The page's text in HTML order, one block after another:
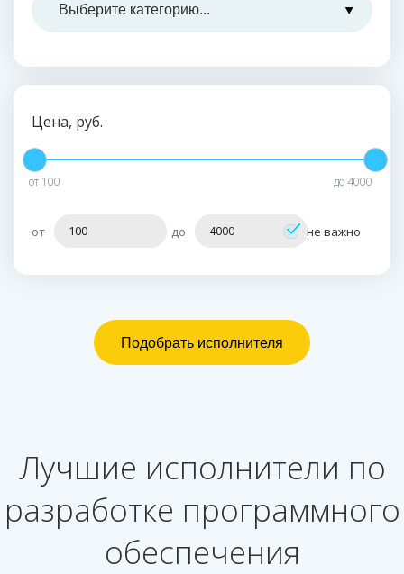
Цена, руб.
от 100 до4000
от до не важно
Лучшие исполнители по
разработке программного
обеспечения